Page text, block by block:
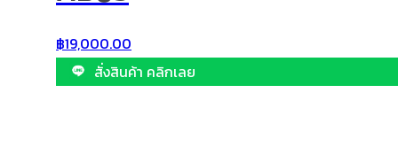
฿19,000.00
สั่งสินค้า คลิกเลย